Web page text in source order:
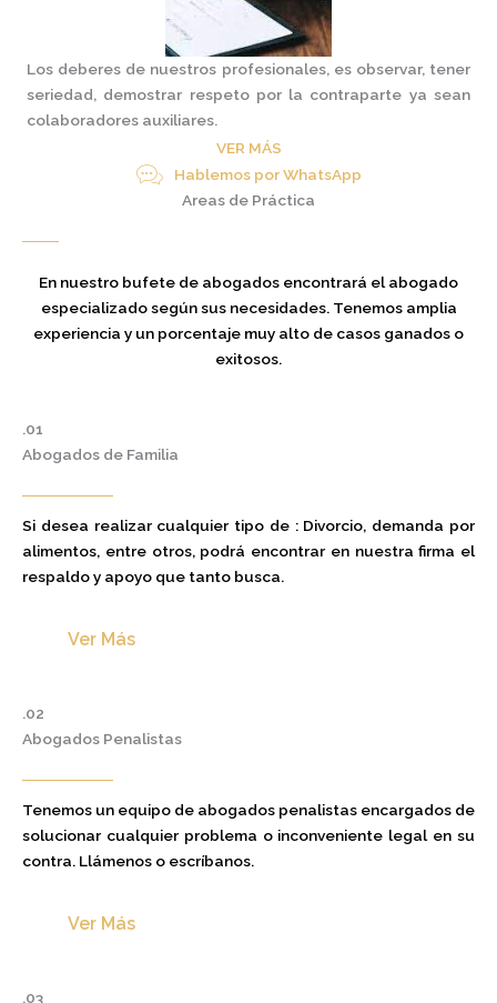
Los deberes de nuestros profesionales, es observar, tener
seriedad, demostrar respeto por la contraparte ya sean
colaboradores auxiliares.
VER MÁS
Hablemos por WhatsApp
Areas de Práctica
En nuestro bufete de abogados encontrará el abogado
especializado según sus necesidades. Tenemos amplia
experiencia y un porcentaje muy alto de casos ganados o
exitosos.
.01
Abogados de Familia
Si desea realizar cualquier tipo de : Divorcio, demanda por
alimentos, entre otros, podrá encontrar en nuestra firma el
respaldo y apoyo que tanto busca.
Ver Más
.02
Abogados Penalistas
Tenemos un equipo de abogados penalistas encargados de
solucionar cualquier problema o inconveniente legal en su
contra. Llámenos o escríbanos.
Ver Más
.03